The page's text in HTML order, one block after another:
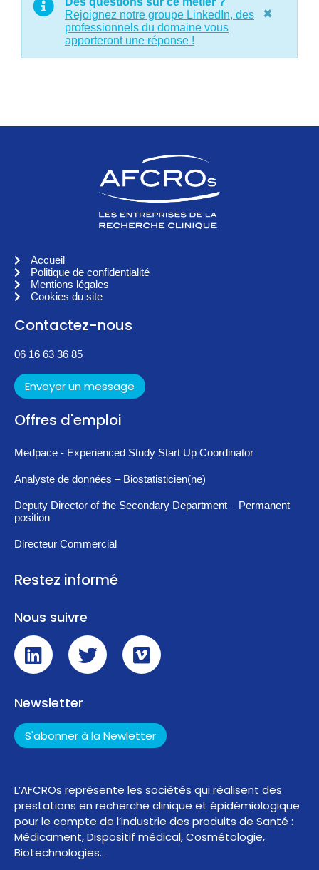
Rejoignez notre groupe LinkedIn, des
professionnels du domaine vous
apporteront une réponse !
×
Accueil
Politique de confidentialité
Mentions légales
Cookies du site
Contactez-nous
06 16 63 36 85
Envoyer un message
Offres d'emploi
Medpace - Experienced Study Start Up Coordinator
Analyste de données – Biostatisticien(ne)
Deputy Director of the Secondary Department – Permanent
position
Directeur Commercial
Restez informé
Nous suivre
Newsletter
S'abonner à la Newletter
L’AFCROs représente les sociétés qui réalisent des
prestations en recherche clinique et épidémiologique
pour le compte de l’industrie des produits de Santé :
Médicament, Dispositif médical, Cosmétologie,
Biotechnologies…